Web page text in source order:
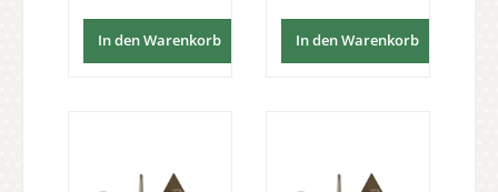
In den Warenkorb In den Warenkorb